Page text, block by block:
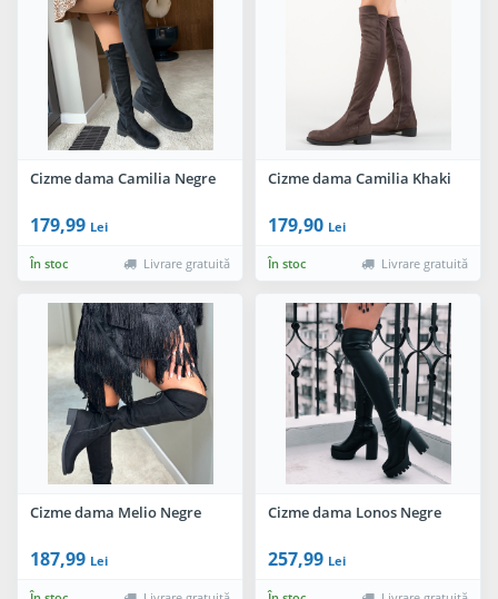
Cizme dama Camilia Negre
179,99 Lei
În stoc Livrare gratuită
Cizme dama Camilia Khaki
179,90 Lei
În stoc Livrare gratuită
Cizme dama Melio Negre
187,99 Lei
Cizme dama Lonos Negre
257,99 Lei